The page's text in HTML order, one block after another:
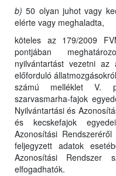
b)50 olyan juhot vagy
elérte vagy meghaladta,
köteles az 179/2009
pontjában
nyilvántartást vezetni
előforduló
számú melléklet V.
szarvasmarha-fajok
Nyilvántartási és
és kecskefajok
Azonosítási
feljegyzett adatok
Azonosítási Rendszer
elfogadhatók.